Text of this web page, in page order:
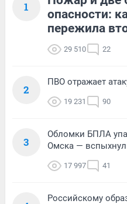
1
опасности:
пережила
29 510 22
2
ПВО отражает
19 231 90
3
Обломки БПЛА
Омска —
17 997 41
Российскому